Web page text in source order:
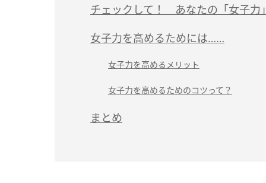
チェックして！ あなたの「女子力
女子力を高めるためには……
女子力を高めるメリット
女子力を高めるためのコツって？
まとめ